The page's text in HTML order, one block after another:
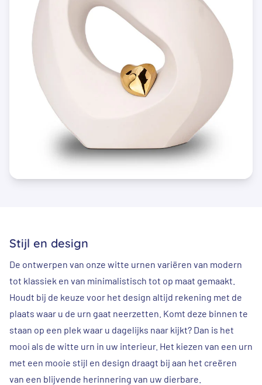
Stijl en design
De ontwerpen van onze witte urnen variëren van modern
tot klassiek en van minimalistisch tot op maat gemaakt.
Houdt bij de keuze voor het design altijd rekening met de
plaats waar u de urn gaat neerzetten. Komt deze binnen te
staan op een plek waar u dagelijks naar kijkt? Dan is het
mooi als de witte urn in uw interieur. Het kiezen van een urn
met een mooie stijl en design draagt bij aan het creëren
van een blijvende herinnering van uw dierbare.